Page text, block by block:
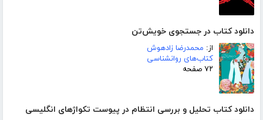
دانلود کتاب در جستجوی خویش‌تن
از: محمدرضا زادهوش
کتاب‌های روانشناسی
۷۲ صفحه
دانلود کتاب تحلیل و بررسی انتظام در پیوست تکواژهای انگلیسی